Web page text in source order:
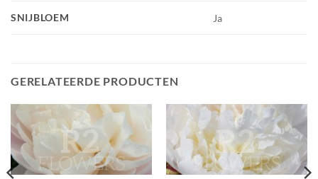
SNIJBLOEM Ja
GERELATEERDE PRODUCTEN